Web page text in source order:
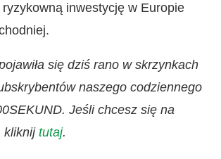
inwestycję w Europie
się dziś rano w skrzynkach
naszego codziennego
Jeśli chcesz się na
kliknij tutaj.